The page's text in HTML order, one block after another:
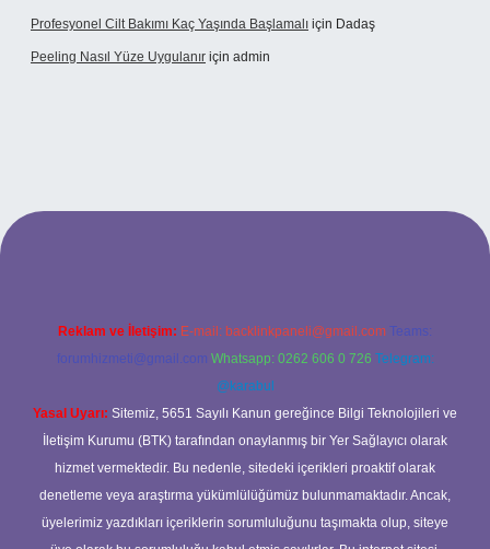
Profesyonel Cilt Bakımı Kaç Yaşında Başlamalı için Dadaş
Peeling Nasıl Yüze Uygulanır için admin
Reklam ve İletişim: E-mail: backlinkpaneli@gmail.com Teams:
forumhizmeti@gmail.com Whatsapp: 0262 606 0 726 Telegram:
@karabul
Yasal Uyarı: Sitemiz, 5651 Sayılı Kanun gereğince Bilgi Teknolojileri ve
İletişim Kurumu (BTK) tarafından onaylanmış bir Yer Sağlayıcı olarak
hizmet vermektedir. Bu nedenle, sitedeki içerikleri proaktif olarak
denetleme veya araştırma yükümlülüğümüz bulunmamaktadır. Ancak,
üyelerimiz yazdıkları içeriklerin sorumluluğunu taşımakta olup, siteye